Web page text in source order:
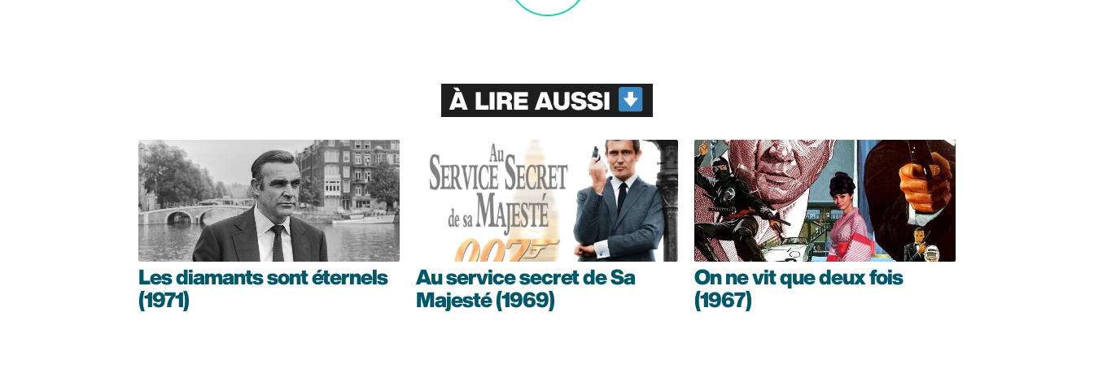
À LIRE AUSSI
Les diamants sont éternels
(1971)
Au service secret de Sa
Majesté (1969)
On ne vit que deux fois
(1967)